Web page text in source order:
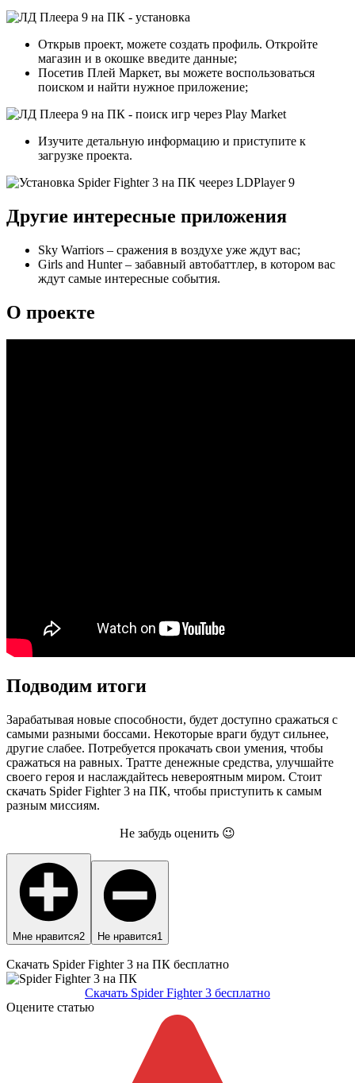
Открыв проект, можете создать профиль. Откройте
магазин и в окошке введите данные;
Посетив Плей Маркет, вы можете воспользоваться
поиском и найти нужное приложение;
Изучите детальную информацию и приступите к
загрузке проекта.
Другие интересные приложения
Sky Warriors – сражения в воздухе уже ждут вас;
Girls and Hunter – забавный автобаттлер, в котором вас
ждут самые интересные события.
О проекте
Подводим итоги
Зарабатывая новые способности, будет доступно сражаться с
самыми разными боссами. Некоторые враги будут сильнее,
другие слабее. Потребуется прокачать свои умения, чтобы
сражаться на равных. Тратте денежные средства, улучшайте
своего героя и наслаждайтесь невероятным миром. Стоит
скачать Spider Fighter 3 на ПК, чтобы приступить к самым
разным миссиям.
Не забудь оценить 😉
Мне нравится2 Не нравится1
Скачать Spider Fighter 3 на ПК бесплатно
Скачать Spider Fighter 3 бесплатно
Оцените статью